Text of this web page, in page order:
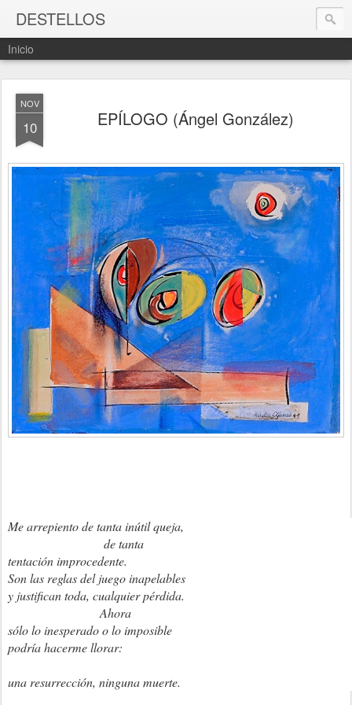
DESTELLOS
Inicio
NOV
10 EPÍLOGO (Ángel González)
Me arrepiento de tanta inútil queja,
de tanta
tentación improcedente.
Son las reglas del juego inapelables
y justifican toda, cualquier pérdida.
Ahora
sólo lo inesperado o lo imposible
podría hacerme llorar:
una resurrección, ninguna muerte.